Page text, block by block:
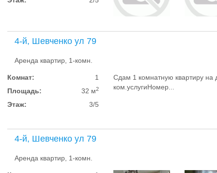
4-й, Шевченко ул 79
Аренда квартир, 1-комн.
Комнат:
1
Площадь:
32 м2
Этаж: 3/5
Сдам 1 комнатную квартиру на
ком.услугиНомер...
4-й, Шевченко ул 79
Аренда квартир, 1-комн.